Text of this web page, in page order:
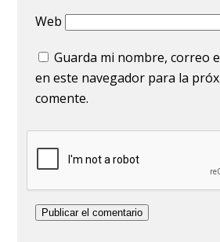
Web
Guarda mi nombre, correo
en este navegador para la
comente.